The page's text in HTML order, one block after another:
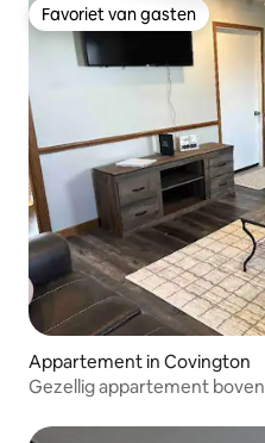
Favoriet van gasten
Favoriet van gasten
Appartement in Covington
Gezellig appartement boven